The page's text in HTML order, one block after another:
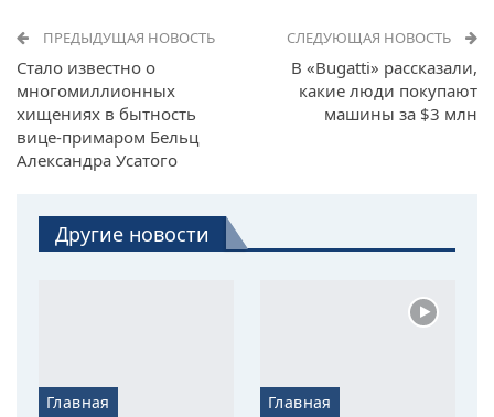
ПРЕДЫДУЩАЯ НОВОСТЬ
Стало известно о
многомиллионных
хищениях в бытность
вице-примаром Бельц
Александра Усатого
СЛЕДУЮЩАЯ НОВОСТЬ
В «Bugatti» рассказали,
какие люди покупают
машины за $3 млн
Другие новости
Главная Главная